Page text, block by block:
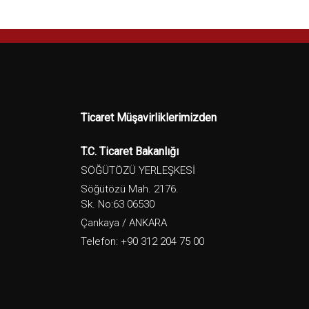
Ticaret Müşavirliklerimizden
T.C. Ticaret Bakanlığı
SÖĞÜTÖZÜ YERLEŞKESİ
Söğütözü Mah. 2176.
Sk. No:63 06530
Çankaya / ANKARA
Telefon: +90 312 204 75 00